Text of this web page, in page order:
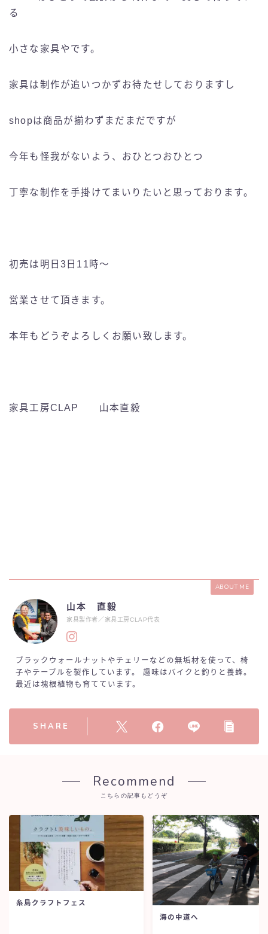
る
小さな家具やです。
家具は制作が追いつかずお待たせしておりますし
shopは商品が揃わずまだまだですが
今年も怪我がないよう、おひとつおひとつ
丁寧な制作を手掛けてまいりたいと思っております。
初売は明日3日11時〜
営業させて頂きます。
本年もどうぞよろしくお願い致します。
家具工房CLAP 山本直毅
ABOUT ME
山本 直毅
家具製作者／家具工房CLAP代表
ブラックウォールナットやチェリーなどの無垢材を使って、椅
子やテーブルを製作しています。 趣味はバイクと釣りと養蜂。
最近は塊根植物も育てています。
SHARE
Recommend
こちらの記事もどうぞ
糸島クラフトフェス
海の中道へ